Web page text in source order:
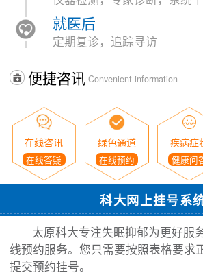
就医后
定期复诊，追踪寻访
便捷咨讯 Convenient information
在线咨讯
在线答疑
绿色通道
在线预约
疾病症
健康问
科大网上挂号系
太原科大专注失眠抑郁为更好服
线预约服务。您只需要按照表格要求
提交预约挂号。